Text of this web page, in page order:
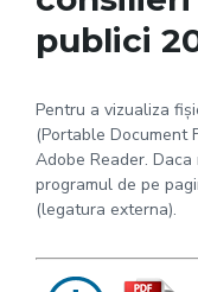
publici
Pentru a vizualiza
(Portable Document
Adobe Reader.
programul de pe
(legatura externa).